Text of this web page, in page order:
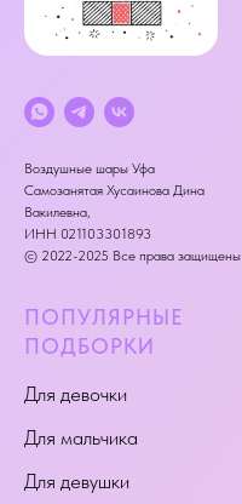
Воздушные шары Уфа
Самозанятая Хусаинова Дина
Вакилевна,
ИНН 021103301893
© 2022-2025 Все права защищены
ПОПУЛЯРНЫЕ
ПОДБОРКИ
Для девочки
Для мальчика
Для девушки